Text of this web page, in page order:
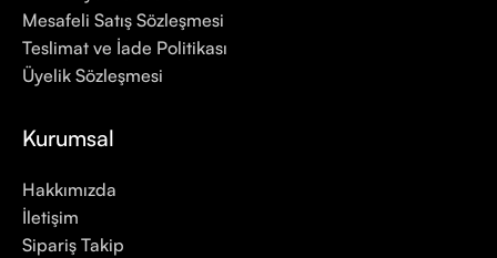
Mesafeli Satış Sözleşmesi
Teslimat ve İade Politikası
Üyelik Sözleşmesi
Kurumsal
Hakkımızda
İletişim
Sipariş Takip